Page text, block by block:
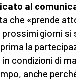
al
che «prende
prossimi giorni
la
condizioni di
anche